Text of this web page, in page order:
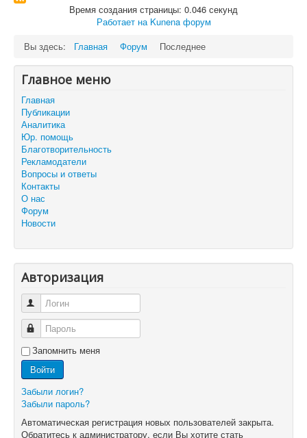
Время создания страницы: 0.046 секунд
Работает на Kunena форум
Вы здесь:
Главная Форум Последнее
Главное меню
Главная
Публикации
Аналитика
Юр. помощь
Благотворительность
Рекламодатели
Вопросы и ответы
Контакты
О нас
Форум
Новости
Авторизация
Логин
Пароль
Запомнить меня
Войти
Забыли логин?
Забыли пароль?
Автоматическая регистрация новых пользователей закрыта.
Обратитесь к администратору, если Вы хотите стать